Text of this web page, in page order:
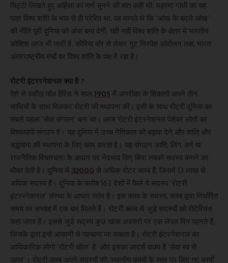
चिट्ठी लिखते हुए अहिंसा का मार्ग चुनने की बात कही थी. महात्मा गांधी का यह
पत्र विश्व शांति के भाव से ही प्रेरित था. वह मानते थे कि ‘आंख के बदले आंख’
की नीति पूरी दुनिया को अंधा बना देगी. यही नहीं विश्व शांति के क्षेत्र में भारतीय
कोशिश आज भी जारी है. कोरिया वॉर से लेकर गुट निरपेक्ष आंदोलन तक, भारत
अंतरराष्ट्रीय मंचों पर विश्व शांति के पक्ष में रहा है।
रोटरी इंटररनेशनल क्या है ?
पेशे से वकील पॉल हैरिस ने साल 1905 में अमरीका के शिकागो अपने तीन
साथियों के साथ मिलकर रोटरी की स्थापना की। इसी के साथ रोटरी दुनिया का
सबसे पहला ‘सेवा संगठन’ बना था। आज रोटरी इंटरनेशनल पेशेवर लोगों का
विश्वव्यापी संगठन है। यह दुनिया में उच्च नैतिकता को बढ़ावा देने और शांति और
सद्भावना की स्थापना के लिए काम करता है। यह संगठन जाति, लिंग, वर्ण या
राजनैतिक विचारधारा के आधार पर भेदभाव किए बिना सबको सदस्य बनाने का
मौका देती है। दुनिया में 32000 से अधिक रोटर क्लब हैं, जिसमें 13 लाख से
अधिक सदस्य हैं। दुनिया के करीब 163 देशों में फैले ये सदस्य ‘रोट‌री
इंटररनेशनल’ संस्था के आधार स्तंभ है। इस क्लब के सदस्य, क्लब द्वारा निर्धारित
समय पर सप्ताह में एक बार मिलते हैं। रोट‌री क्लब से जुड़े सदस्यों को रोटेरियंस
कहा जाता हैं। इससे जुडे सद्स्य कुछ खास अवसरो पर एक लेपल पिन पहनते हैं,
जिसके द्वारा इन्हें आसानी से पहचाना जा सकता है। रोटरी इंटरनेशनल का
आधिकारिक लोगो ‘रोटरी व्हील’ है और इसका आदर्श वाक्य है ‘सेवा स्व से
ऊपर’। रोट‌री क्लब अपने सदस्यों को, स्थानीय क्लबों के स्तर पर किए गए कार्यों